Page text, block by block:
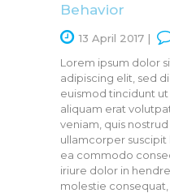
Behavior
13 April 2017
Lorem ipsum dolor
adipiscing elit, sed
euismod tincidunt
aliquam erat
veniam, quis
ullamcorper suscipit
ea commodo
iriure dolor in
molestie